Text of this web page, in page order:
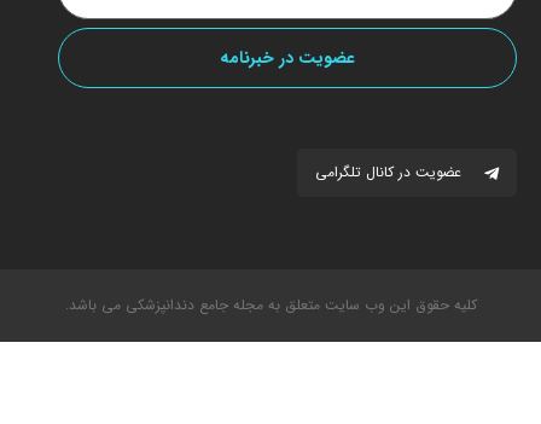
عضویت در کانال تلگرامی
کلیه حقوق این وب سایت متعلق به مجله جامع دندانپزشکی می باشد.